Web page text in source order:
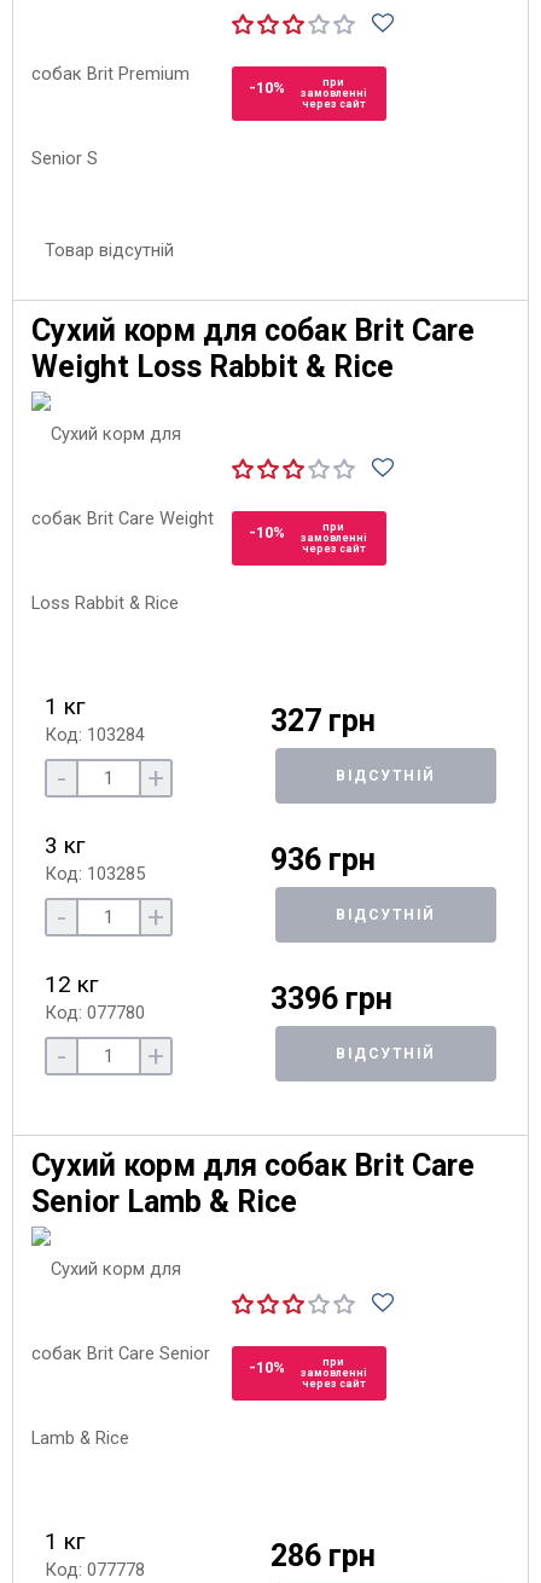
-10%
при
замовленні
через сайт
Товар відсутній
Сухий корм для собак Brit Care
Weight Loss Rabbit & Rice
-10%
при
замовленні
через сайт
1 кг
Код: 103284 327 грн
- + ВІДСУТНІЙ
3 кг
Код: 103285 936 грн
- + ВІДСУТНІЙ
12 кг
Код: 077780 3396 грн
- + ВІДСУТНІЙ
Сухий корм для собак Brit Care
Senior Lamb & Rice
-10%
при
замовленні
через сайт
1 кг
Код: 077778 286 грн